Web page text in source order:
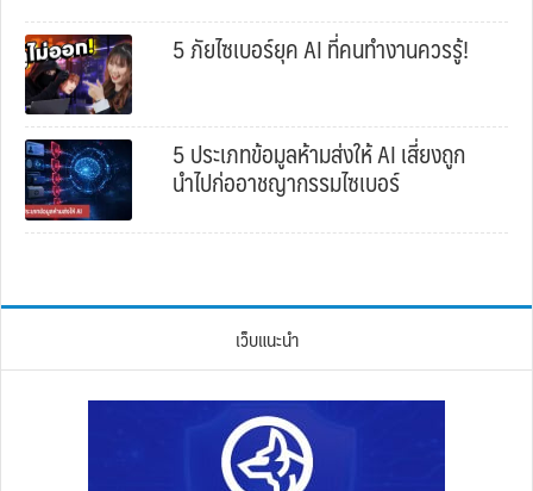
5 ภัยไซเบอร์ยุค AI ที่คนทำงานควรรู้!
5 ประเภทข้อมูลห้ามส่งให้ AI เสี่ยงถูก
นำไปก่ออาชญากรรมไซเบอร์
เว็บแนะนำ